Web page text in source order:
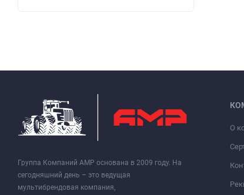
Группа Компаний АМР основана в 2009 году. На
сегодняшний день – это ведущая
мультибрендовая компания,
О